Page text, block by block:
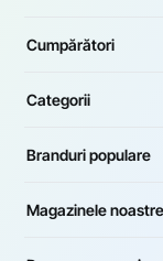
Cumpărători
Categorii
Branduri populare
Magazinele noastre